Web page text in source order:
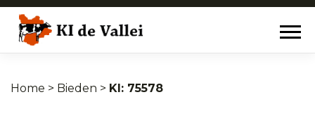
Home > Bieden > 75578